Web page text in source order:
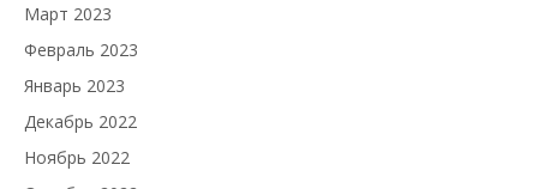
Март 2023
Февраль 2023
Январь 2023
Декабрь 2022
Ноябрь 2022